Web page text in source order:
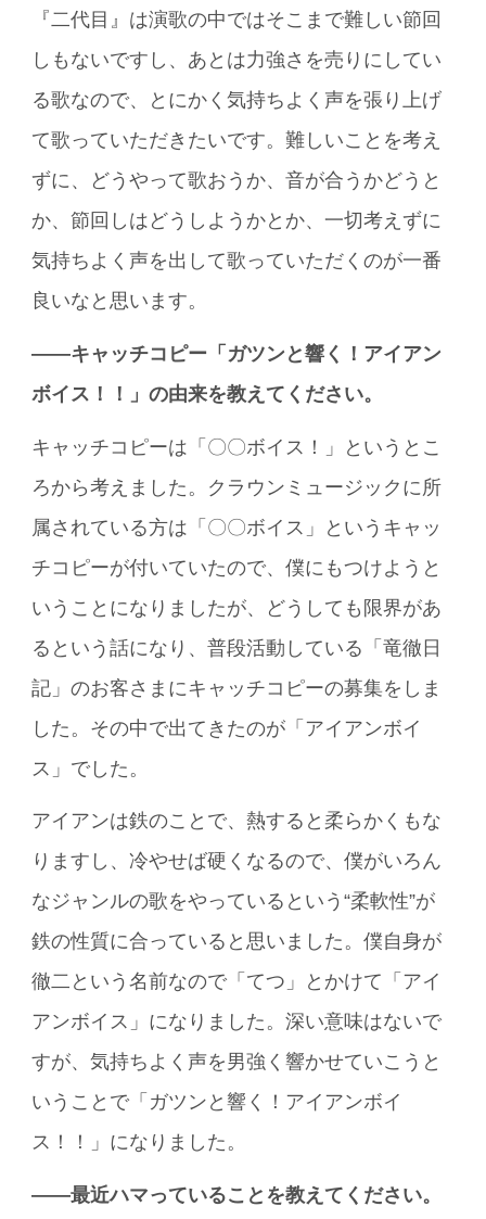
『二代目』は演歌の中ではそこまで難しい節回
しもないですし、あとは力強さを売りにしてい
る歌なので、とにかく気持ちよく声を張り上げ
て歌っていただきたいです。難しいことを考え
ずに、どうやって歌おうか、音が合うかどうと
か、節回しはどうしようかとか、一切考えずに
気持ちよく声を出して歌っていただくのが一番
良いなと思います。
――キャッチコピー「ガツンと響く！アイアン
ボイス！！」の由来を教えてください。
キャッチコピーは「〇〇ボイス！」というとこ
ろから考えました。クラウンミュージックに所
属されている方は「〇〇ボイス」というキャッ
チコピーが付いていたので、僕にもつけようと
いうことになりましたが、どうしても限界があ
るという話になり、普段活動している「竜徹日
記」のお客さまにキャッチコピーの募集をしま
した。その中で出てきたのが「アイアンボイ
ス」でした。
アイアンは鉄のことで、熱すると柔らかくもな
りますし、冷やせば硬くなるので、僕がいろん
なジャンルの歌をやっているという“柔軟性”が
鉄の性質に合っていると思いました。僕自身が
徹二という名前なので「てつ」とかけて「アイ
アンボイス」になりました。深い意味はないで
すが、気持ちよく声を男強く響かせていこうと
いうことで「ガツンと響く！アイアンボイ
ス！！」になりました。
――最近ハマっていることを教えてください。